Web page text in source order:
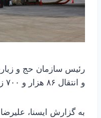
رئیس سازمان حج و
و انتقال ۸۶ هزار و ۷۰۰ زائر به عربستان خبر داد.
به گزارش ایسنا، علیرضا